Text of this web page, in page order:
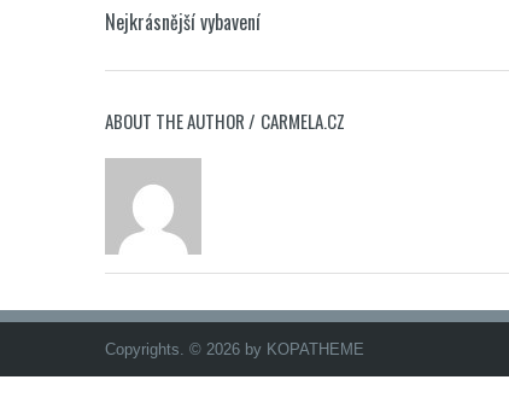
Nejkrásnější vybavení
ABOUT THE AUTHOR / CARMELA.CZ
Copyrights. © 2026 by KOPATHEME